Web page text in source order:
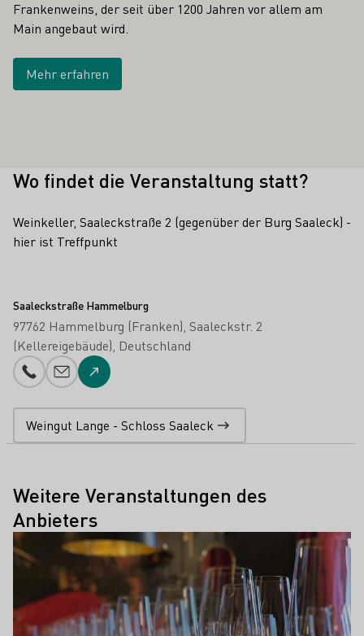
Frankenweins, der seit über 1200 Jahren vor allem am
Main angebaut wird.
Mehr erfahren
Wo findet die Veranstaltung statt?
Weinkeller, Saaleckstraße 2 (gegenüber der Burg Saaleck) -
hier ist Treffpunkt
Saaleckstraße Hammelburg
97762 Hammelburg (Franken) Saaleckstr. 2
(Kellereigebäude) Deutschland
Telefonnummer
E-Mail-Adresse
Zur Website
Weingut Lange - Schloss Saaleck
Weitere Veranstaltungen des
Anbieters
Mehr erfahren